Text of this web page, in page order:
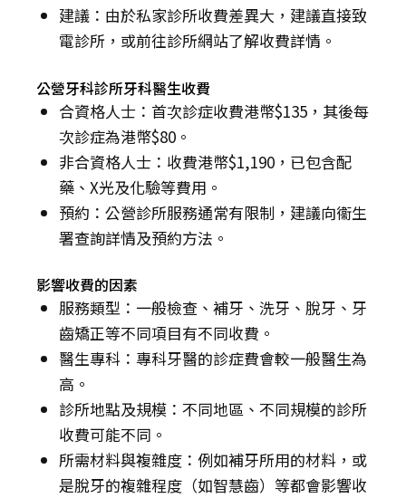
建議：由於私家診所收費差異大，建議直接致
電診所，或前往診所網站了解收費詳情。
公營牙科診所牙科醫生收費
合資格人士：首次診症收費港幣$135，其後每
次診症為港幣$80。
非合資格人士：收費港幣$1,190，已包含配
藥、X光及化驗等費用。
預約：公營診所服務通常有限制，建議向衞生
署查詢詳情及預約方法。
影響收費的因素
服務類型：一般檢查、補牙、洗牙、脫牙、牙
齒矯正等不同項目有不同收費。
醫生專科：專科牙醫的診症費會較一般醫生為
高。
診所地點及規模：不同地區、不同規模的診所
收費可能不同。
所需材料與複雜度：例如補牙所用的材料，或
是脫牙的複雜程度（如智慧齒）等都會影響收